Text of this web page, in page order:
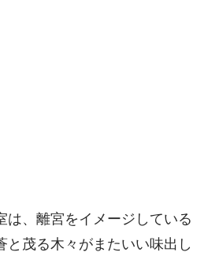
は、離宮をイメージしている
と茂る木々がまたいい味出し